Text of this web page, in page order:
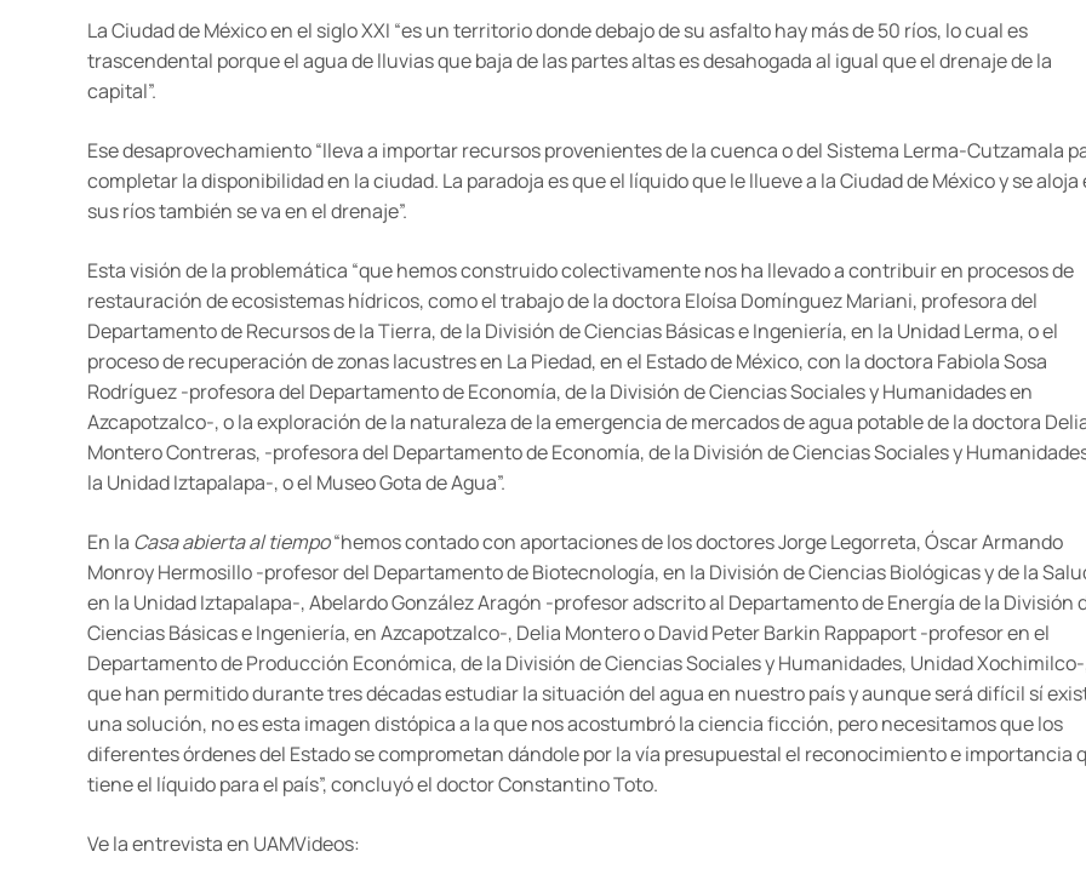
La Ciudad de México en el siglo XXI “es un territorio donde debajo de su asfalto hay más de 50 ríos, lo cual es
trascendental porque el agua de lluvias que baja de las partes altas es desahogada al igual que el drenaje de la
capital”.
Ese desaprovechamiento “lleva a importar recursos provenientes de la cuenca o del Sistema Lerma-Cutzamala
completar la disponibilidad en la ciudad. La paradoja es que el líquido que le llueve a la Ciudad de México y se aloja
sus ríos también se va en el drenaje”.
Esta visión de la problemática “que hemos construido colectivamente nos ha llevado a contribuir en procesos de
restauración de ecosistemas hídricos, como el trabajo de la doctora Eloísa Domínguez Mariani, profesora del
Departamento de Recursos de la Tierra, de la División de Ciencias Básicas e Ingeniería, en la Unidad Lerma, o el
proceso de recuperación de zonas lacustres en La Piedad, en el Estado de México, con la doctora Fabiola Sosa
Rodríguez -profesora del Departamento de Economía, de la División de Ciencias Sociales y Humanidades en
Azcapotzalco-, o la exploración de la naturaleza de la emergencia de mercados de agua potable de la doctora
Montero Contreras, -profesora del Departamento de Economía, de la División de Ciencias Sociales y
la Unidad Iztapalapa-, o el Museo Gota de Agua”.
En la Casa abierta al tiempo“hemos contado con aportaciones de los doctores Jorge Legorreta, Óscar Armando
Monroy Hermosillo -profesor del Departamento de Biotecnología, en la División de Ciencias Biológicas y de la
en la Unidad Iztapalapa-, Abelardo González Aragón -profesor adscrito al Departamento de Energía de la División
Ciencias Básicas e Ingeniería, en Azcapotzalco-, Delia Montero o David Peter Barkin Rappaport -profesor en el
Departamento de Producción Económica, de la División de Ciencias Sociales y Humanidades, Unidad
que han permitido durante tres décadas estudiar la situación del agua en nuestro país y aunque será difícil sí
una solución, no es esta imagen distópica a la que nos acostumbró la ciencia ficción, pero necesitamos que los
diferentes órdenes del Estado se comprometan dándole por la vía presupuestal el reconocimiento e importancia
tiene el líquido para el país”, concluyó el doctor Constantino Toto.
Ve la entrevista en UAMVideos: